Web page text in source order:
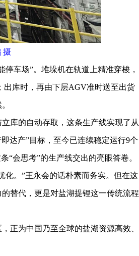
摄
车场”。堆垛机在轨道上精准穿梭，
出库时，再由下层AGV准时送至出货
库的自动存取，这条生产线实现了从
达产”目标，至今已连续稳定运行9个
“会思考”的生产线交出的亮眼答卷。
。”王永会的话朴素而务实。但在这
替代，更是对盐湖提锂这一传统流程
为中国乃至全球的盐湖资源高效、